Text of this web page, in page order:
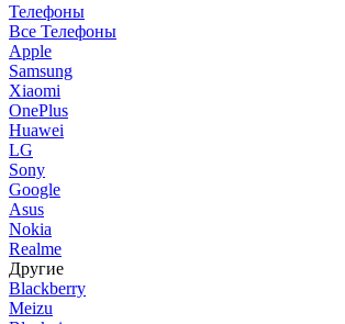
Телефоны
Все Телефоны
Apple
Samsung
Xiaomi
OnePlus
Huawei
LG
Sony
Google
Asus
Nokia
Realme
Другие
Blackberry
Meizu